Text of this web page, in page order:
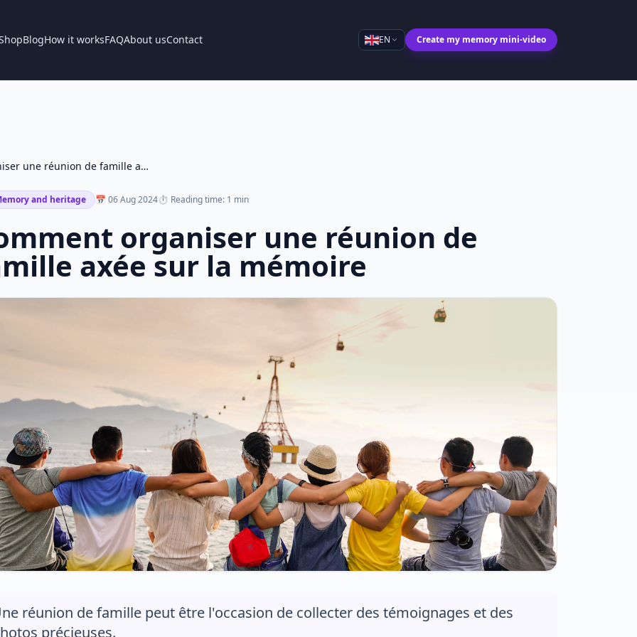
BlogHow it worksFAQAbout usContact EN Create my memory mini-video
Comment organiser une réunion de famille axée sur la mémoire
and heritage 📅 06 Aug 2024⏱ Reading time: 1 min
organiser une réunion de
axée sur la mémoire
réunion de famille peut être l'occasion de collecter des témoignages et des
précieuses.